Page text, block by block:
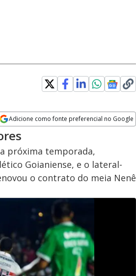
Adicione como fonte preferencial no Google
in new window
próxima temporada,
Goianiense, e o lateral-
o contrato do meia Nenê